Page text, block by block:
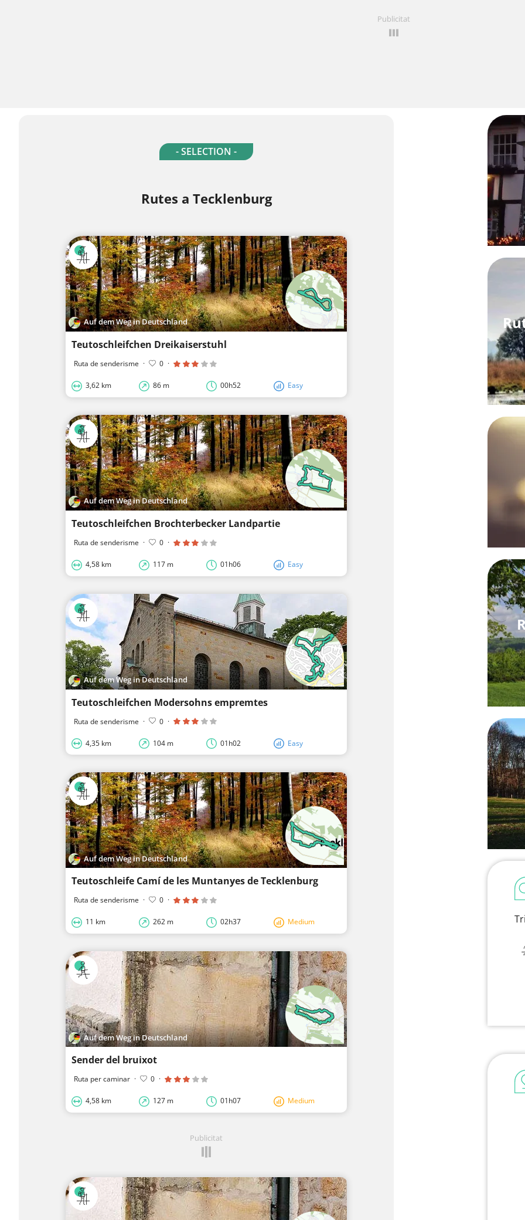
Publicitat
- SELECTION -
Rutes a Tecklenburg
Auf dem Weg in Deutschland
Teutoschleifchen Dreikaiserstuhl
Ruta de senderisme · 0 ·
3,62 km 86 m 00h52 Easy
Auf dem Weg in Deutschland
Teutoschleifchen Brochterbecker Landpartie
Ruta de senderisme · 0 ·
4,58 km 117 m 01h06 Easy
Auf dem Weg in Deutschland
Teutoschleifchen Modersohns empremtes
Ruta de senderisme · 0 ·
4,35 km 104 m 01h02 Easy
Auf dem Weg in Deutschland
Teutoschleife Camí de les Muntanyes de Tecklenburg
Ruta de senderisme · 0 ·
11 km 262 m 02h37 Medium
Auf dem Weg in Deutschland
Sender del bruixot
Ruta per caminar · 0 ·
4,58 km 127 m 01h07 Medium
Publicitat